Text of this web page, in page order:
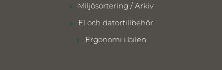
Miljösortering / Arkiv
El och datortillbehör
Ergonomi i bilen